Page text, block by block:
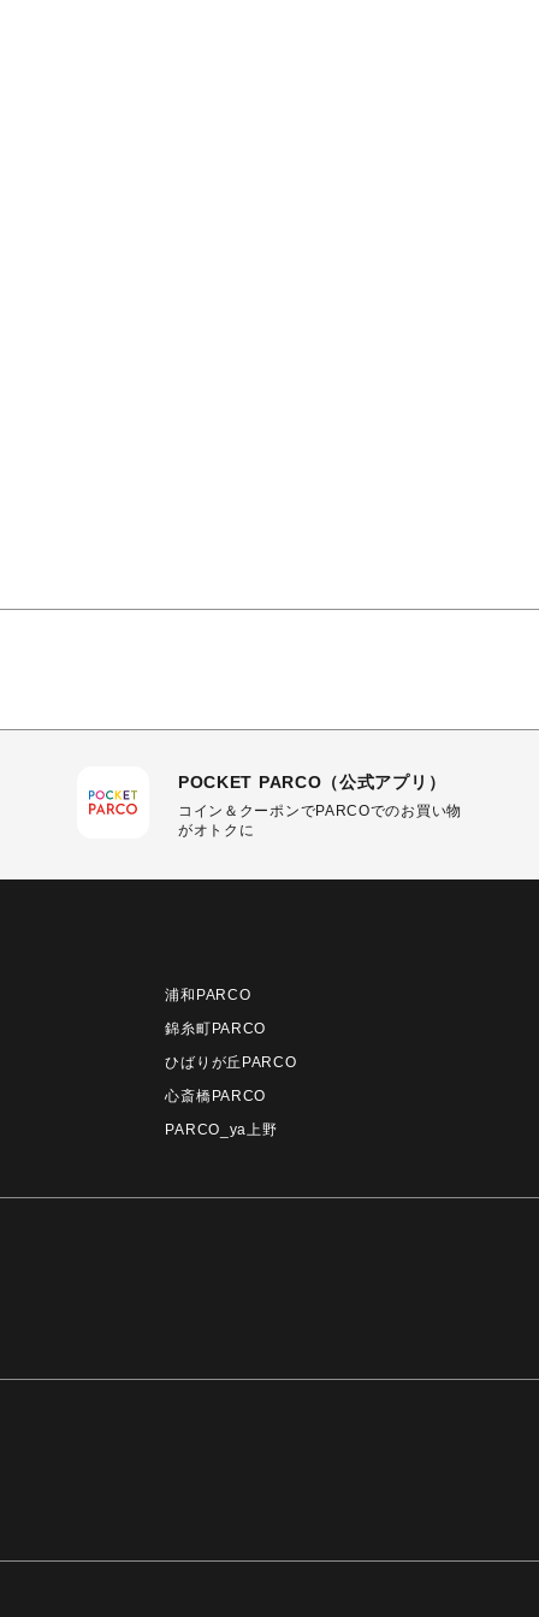
POCKET PARCO（公式アプリ）
コイン＆クーポンでPARCOでのお買い物
がオトクに
浦和PARCO
錦糸町PARCO
ひばりが丘PARCO
心斎橋PARCO
PARCO_ya上野